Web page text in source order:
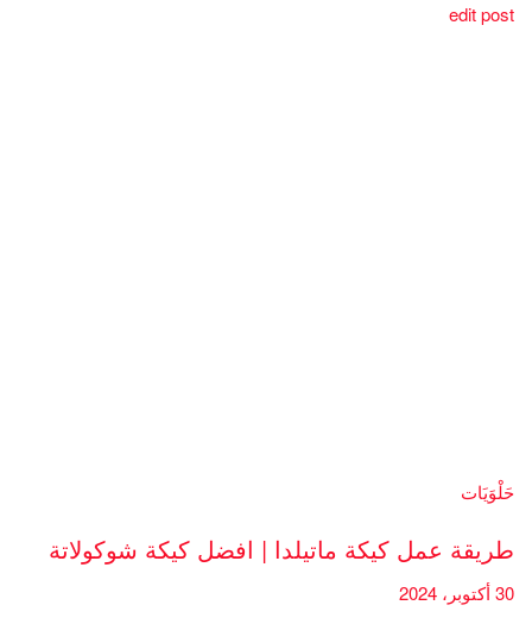
edit post
حَلْوَيَات
طريقة عمل كيكة ماتيلدا | افضل كيكة شوكولاتة
30 أكتوبر، 2024